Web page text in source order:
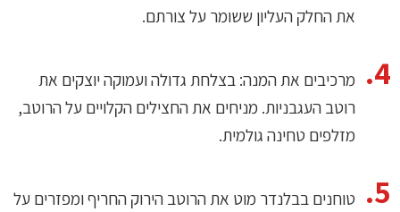
את החלק העליון ששומר על צורתם.
מרכיבים את המנה: בצלחת גדולה ועמוקה יוצקים את
רוטב העגבניות. מניחים את החצילים הקלויים על הרוטב,
מזלפים טחינה גולמית.
טוחנים בבלנדר מוט את הרוטב הירוק החריף ומפזרים על